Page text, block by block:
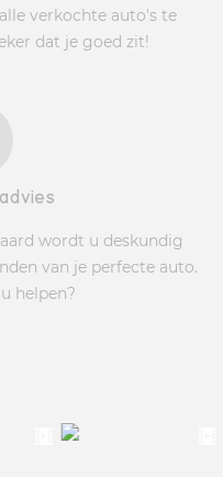
verkochte auto's te
dat je goed zit!
wordt u deskundig
van je perfecte auto.
helpen?